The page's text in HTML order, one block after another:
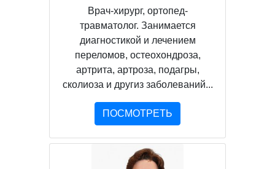
Врач-хирург, ортопед-
травматолог. Занимается
диагностикой и лечением
переломов, остеохондроза,
артрита, артроза, подагры,
сколиоза и другиз заболеваний...
ПОСМОТРЕТЬ